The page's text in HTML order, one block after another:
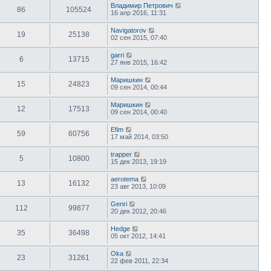
86 105524
Владимир Петрович
16 апр 2016, 11:31
19 25138
Navigatorov
02 сен 2015, 07:40
6 13715
garri
27 янв 2015, 16:42
15 24823
Маришкин
09 сен 2014, 00:44
12 17513
Маришкин
09 сен 2014, 00:40
59 60756
Efim
17 май 2014, 03:50
5 10800
trapper
15 дек 2013, 19:19
13 16132
aerotema
23 авг 2013, 10:09
112 99877
Genri
20 дек 2012, 20:46
35 36498
Hedge
05 окт 2012, 14:41
23 31261
Oka
22 фев 2011, 22:34